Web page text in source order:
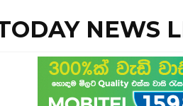
NEWS